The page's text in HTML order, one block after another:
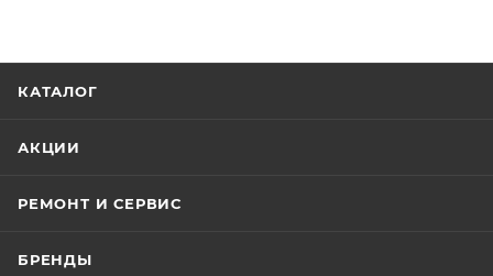
КАТАЛОГ
АКЦИИ
РЕМОНТ И СЕРВИС
БРЕНДЫ